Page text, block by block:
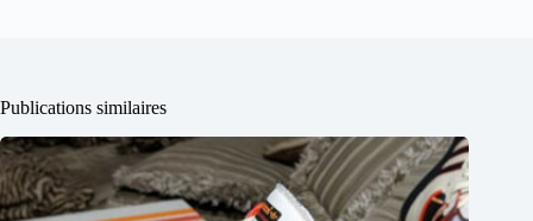
Publications similaires